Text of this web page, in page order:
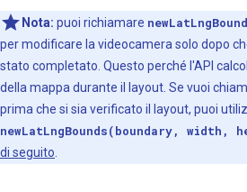
Nota: puoi richiamare
per modificare la videocamera solo dopo
stato completato. Questo perché l'API
della mappa durante il layout. Se vuoi
prima che si sia verificato il layout, puoi
newLatLngBounds(boundary, width,
di seguito